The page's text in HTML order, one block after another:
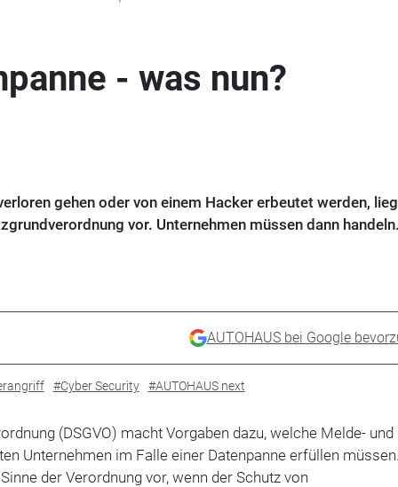
- was nun?
gehen oder von einem Hacker erbeutet werden,
vor. Unternehmen müssen dann
AUTOHAUS bei Google
#Cyber Security #AUTOHAUS next
(DSGVO) macht Vorgaben dazu, welche Melde- und
Unternehmen im Falle einer Datenpanne erfüllen
der Verordnung vor, wenn der Schutz von